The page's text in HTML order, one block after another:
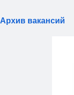
Архив вакансий